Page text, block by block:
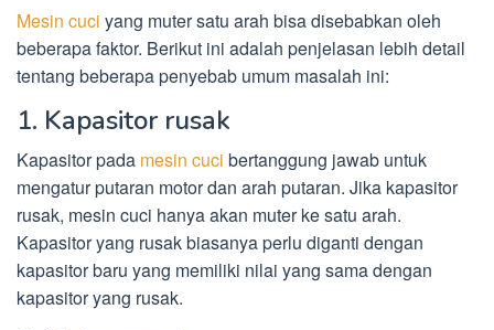
Mesin cuci yang muter satu arah bisa disebabkan oleh
beberapa faktor. Berikut ini adalah penjelasan lebih detail
tentang beberapa penyebab umum masalah ini:
1. Kapasitor rusak
Kapasitor pada mesin cuci bertanggung jawab untuk
mengatur putaran motor dan arah putaran. Jika kapasitor
rusak, mesin cuci hanya akan muter ke satu arah.
Kapasitor yang rusak biasanya perlu diganti dengan
kapasitor baru yang memiliki nilai yang sama dengan
kapasitor yang rusak.